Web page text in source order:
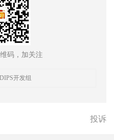
码，加关注
开发组
投诉